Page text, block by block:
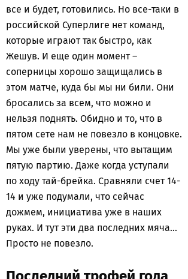
все и будет, готовились. Но все-таки в
российской Суперлиге нет команд,
которые играют так быстро, как
Жешув. И еще один момент –
соперницы хорошо защищались в
этом матче, куда бы мы ни били. Они
бросались за всем, что можно и
нельзя поднять. Обидно и то, что в
пятом сете нам не повезло в концовке.
Мы уже были уверены, что вытащим
пятую партию. Даже когда уступали
по ходу тай-брейка. Сравняли счет 14-
14 и уже подумали, что сейчас
дожмем, инициатива уже в наших
руках. И тут эти два последних мяча…
Просто не повезло.